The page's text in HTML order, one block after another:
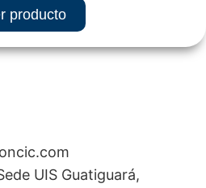
producto
UIS Guatiguará,